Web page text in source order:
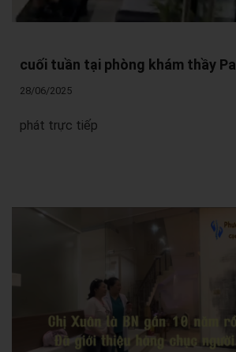
cuối tuần tại phòng khám thầy Pal
28/06/2025
phát trực tiếp